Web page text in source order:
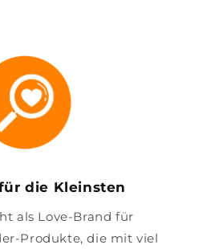
die Kleinsten
als Love-Brand für
Produkte, die mit viel